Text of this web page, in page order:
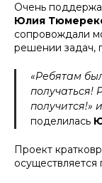
Очень
Юлия
сопровождали
решении задач,
«Ребятам
получаться!
получится!»
поделилась
Проект